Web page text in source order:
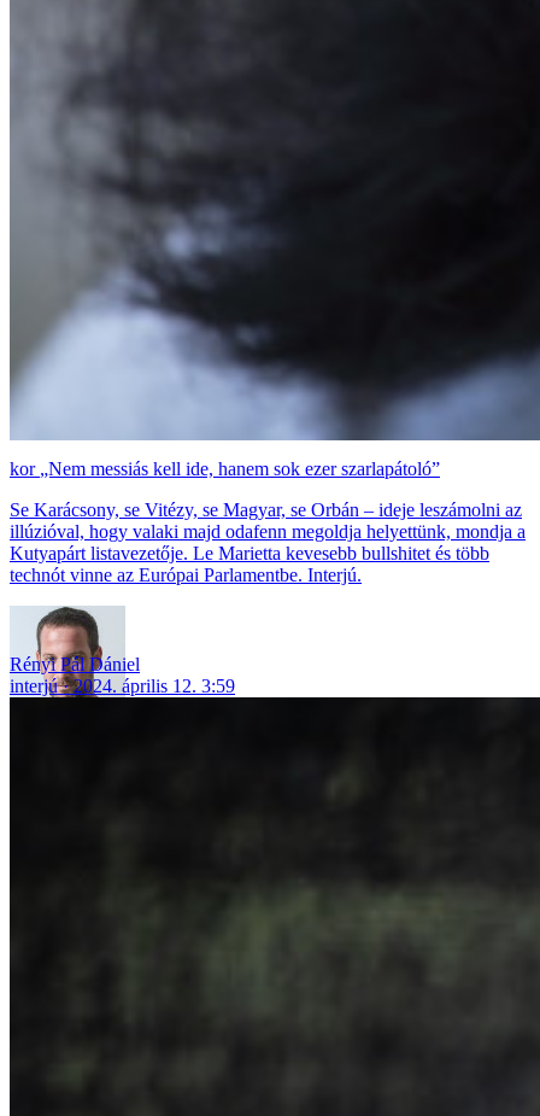
„Nem messiás kell ide, hanem sok ezer szarlapátoló”
Se Karácsony, se Vitézy, se Magyar, se Orbán – ideje leszámolni az
illúzióval, hogy valaki majd odafenn megoldja helyettünk, mondja a
Kutyapárt listavezetője. Le Marietta kevesebb bullshitet és több
technót vinne az Európai Parlamentbe. Interjú.
Rényi Pál Dániel
interjú
2024. április 12. 3:59